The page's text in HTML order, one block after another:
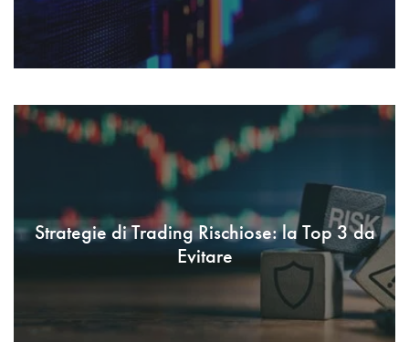
Strategie di Trading Rischiose: la Top 3 da
Evitare